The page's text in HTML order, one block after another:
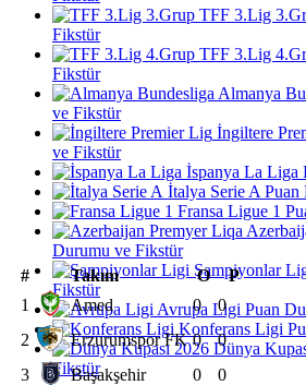
TFF 3.Lig
Fikstür
TFF 3.Lig
Fikstür
Almanya
ve Fikstür
İngiltere
ve Fikstür
İspanya La Liga
İtalya Serie A
Fransa Ligue 1
Durumu ve Fikstür
Şampiyonlar
Fikstür
Avrupa Ligi Puan
Konferans Ligi
Dünya
Fikstür
# Takım O
P
1
Amed 0
0
2
Erzurumspor FK 0
0
3
Başakşehir 0
0